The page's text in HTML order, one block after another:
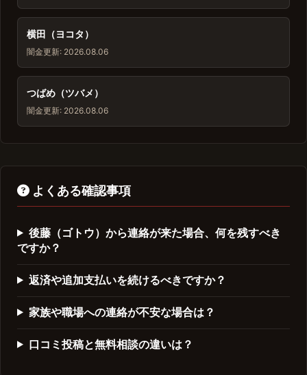
横田（ヨコタ）
闇金更新: 2026.08.06
つばめ（ツバメ）
闇金更新: 2026.08.06
よくある確認事項
後藤（ゴトウ）から連絡が来た場合、何を残すべき
ですか？
返済や追加支払いを続けるべきですか？
家族や職場への連絡が不安な場合は？
口コミ投稿と無料相談の違いは？